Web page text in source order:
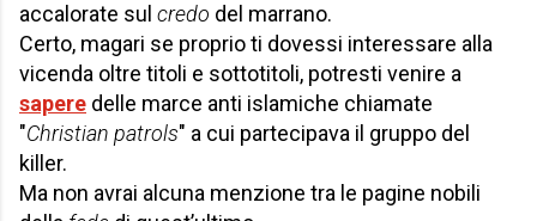
accalorate sul credo del marrano.
Certo, magari se proprio ti dovessi interessare alla
vicenda oltre titoli e sottotitoli, potresti venire a
sapere delle marce anti islamiche chiamate
"Christian patrols" a cui partecipava il gruppo del
killer.
Ma non avrai alcuna menzione tra le pagine nobili